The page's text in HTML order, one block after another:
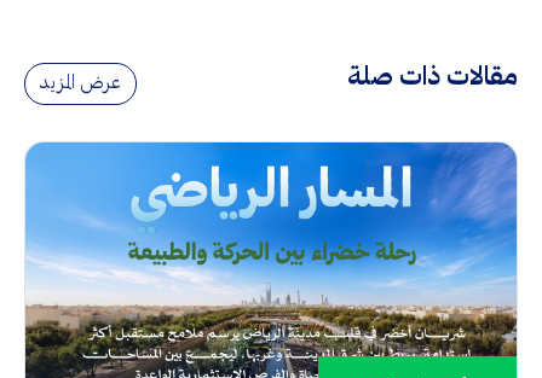
مقالات ذات صلة عرض المزيد